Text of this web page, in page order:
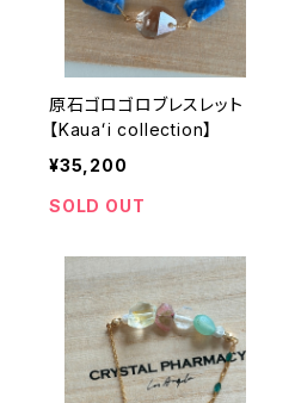
原石ゴロゴロブレスレット
【Kauaʻi collection】
¥35,200
SOLD OUT